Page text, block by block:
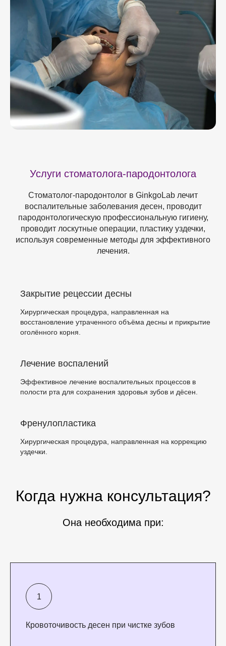
Услуги стоматолога-пародонтолога
Стоматолог-пародонтолог в GinkgoLab лечит
воспалительные заболевания десен, проводит
пародонтологическую профессиональную гигиену,
проводит лоскутные операции, пластику уздечки,
используя современные методы для эффективного
лечения.
Закрытие рецессии десны
Хирургическая процедура, направленная на
восстановление утраченного объёма десны и прикрытие
оголённого корня.
Лечение воспалений
Эффективное лечение воспалительных процессов в
полости рта для сохранения здоровья зубов и дёсен.
Френулопластика
Хирургическая процедура, направленная на коррекцию
уздечки.
Когда нужна консультация?
Она необходима при:
Кровоточивость десен при чистке зубов